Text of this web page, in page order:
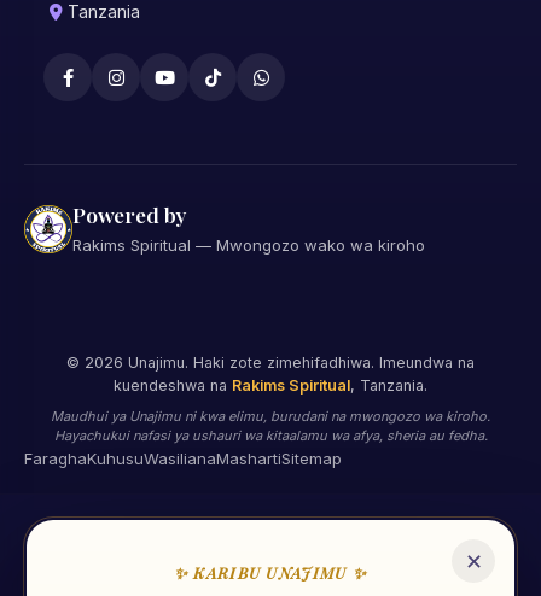
Tanzania
Powered by
Rakims Spiritual — Mwongozo wako wa kiroho
© 2026 Unajimu. Haki zote zimehifadhiwa. Imeundwa na
kuendeshwa na Rakims Spiritual, Tanzania.
Maudhui ya Unajimu ni kwa elimu, burudani na mwongozo wa kiroho.
Hayachukui nafasi ya ushauri wa kitaalamu wa afya, sheria au fedha.
FaraghaKuhusuWasilianaMashartiSitemap
✕
✨ KARIBU UNAJIMU ✨